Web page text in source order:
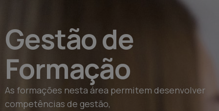
Gestão de
Formação
As formações nesta área permitem desenvolver
competências de gestão,